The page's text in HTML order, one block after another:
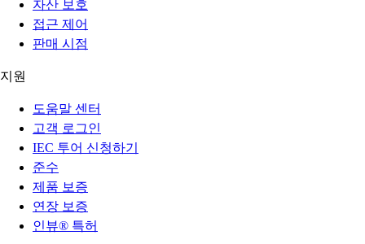
자산 보호
접근 제어
판매 시점
지원
도움말 센터
고객 로그인
IEC 투어 신청하기
준수
제품 보증
연장 보증
인뷰® 특허